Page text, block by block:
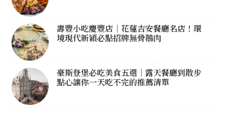
壽豐小吃慶豐店｜花蓮吉安餐廳名店！環
境現代新穎必點招牌無骨鵝肉
豪斯登堡必吃美食五選｜露天餐廳到散步
點心讓你一天吃不完的推薦清單